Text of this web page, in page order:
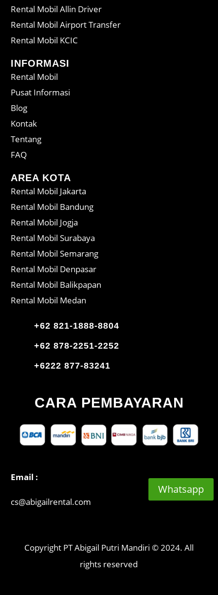
Rental Mobil Allin Driver
Rental Mobil Airport Transfer
Rental Mobil KCIC
INFORMASI
Rental Mobil
Pusat Informasi
Blog
Kontak
Tentang
FAQ
AREA KOTA
Rental Mobil Jakarta
Rental Mobil Bandung
Rental Mobil Jogja
Rental Mobil Surabaya
Rental Mobil Semarang
Rental Mobil Denpasar
Rental Mobil Balikpapan
Rental Mobil Medan
+62 821-1888-8804
+62 878-2251-2252
+6222 877-83241
CARA PEMBAYARAN
Email :
cs@abigailrental.com
Copyright PT Abigail Putri Mandiri © 2024. All
rights reserved
Whatsapp